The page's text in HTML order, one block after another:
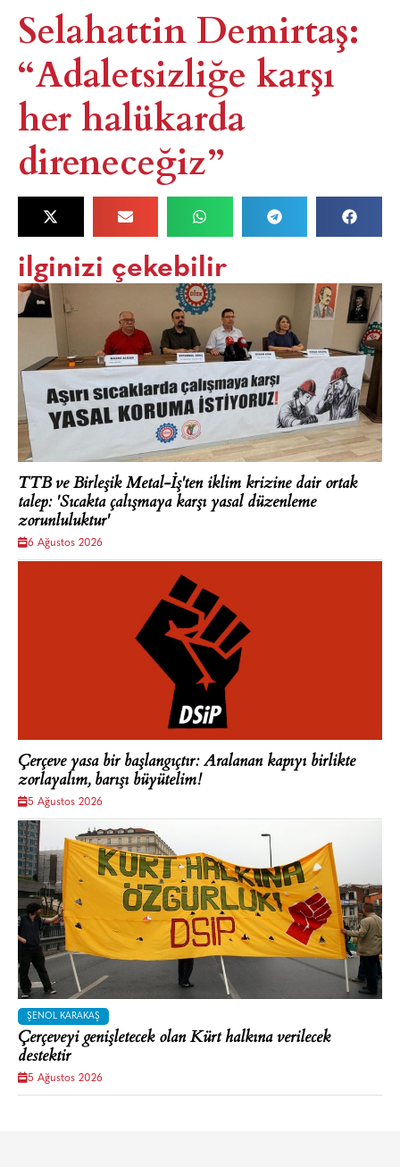
Selahattin Demirtaş:
“Adaletsizliğe karşı
her halükarda
direneceğiz”
ilginizi çekebilir
TTB ve Birleşik Metal-İş'ten iklim krizine dair ortak
talep: 'Sıcakta çalışmaya karşı yasal düzenleme
zorunluluktur'
6 Ağustos 2026
Çerçeve yasa bir başlangıçtır: Aralanan kapıyı birlikte
zorlayalım, barışı büyütelim!
5 Ağustos 2026
ŞENOL KARAKAŞ
Çerçeveyi genişletecek olan Kürt halkına verilecek
destektir
5 Ağustos 2026